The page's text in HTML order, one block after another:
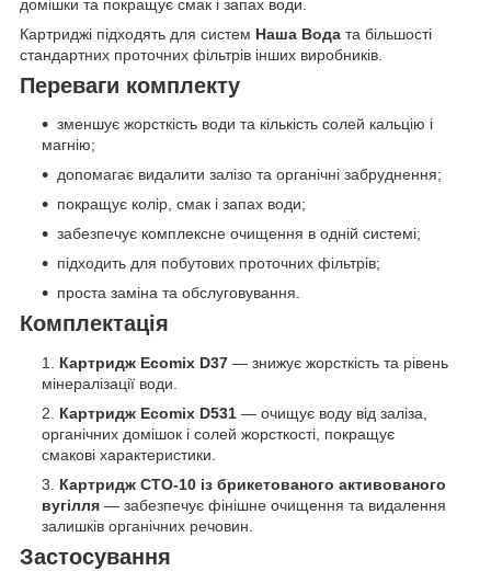
домішки та покращує смак і запах води.
Картриджі підходять для систем Наша Вода та більшості
стандартних проточних фільтрів інших виробників.
Переваги комплекту
зменшує жорсткість води та кількість солей кальцію і
магнію;
допомагає видалити залізо та органічні забруднення;
покращує колір, смак і запах води;
забезпечує комплексне очищення в одній системі;
підходить для побутових проточних фільтрів;
проста заміна та обслуговування.
Комплектація
Картридж Ecomix D37 — знижує жорсткість та рівень
мінералізації води.
Картридж Ecomix D531 — очищує воду від заліза,
органічних домішок і солей жорсткості, покращує
смакові характеристики.
Картридж CTO-10 із брикетованого активованого
вугілля — забезпечує фінішне очищення та видалення
залишків органічних речовин.
Застосування